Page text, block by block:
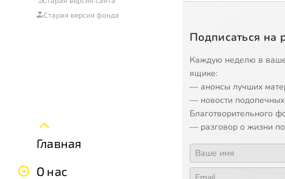
Старая версия фонда
Главная
О нас
Подписаться на
Каждую неделю в
ящике:
— анонсы лучших
— новости подопечных
Благотворительного
— разговор о жизни